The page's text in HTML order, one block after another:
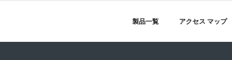
製品一覧 アクセス マップ